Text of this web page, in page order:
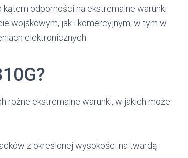
odporności na ekstremalne warunki
wojskowym, jak i komercyjnym, w tym w
elektronicznych.
różne ekstremalne warunki, w jakich może
z określonej wysokości na twardą